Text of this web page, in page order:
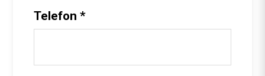
Telefon *